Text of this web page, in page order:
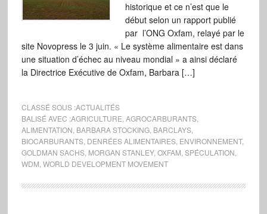
historique et ce n’est que le
début selon un rapport publié
par l’ONG Oxfam, relayé par le
site Novopress le 3 juin. « Le système alimentaire est dans
une situation d’échec au niveau mondial » a ainsi déclaré
la Directrice Exécutive de Oxfam, Barbara […]
CLASSÉ SOUS :ACTUALITÉS
BALISÉ AVEC :AGRICULTURE AGROCARBURANTS,
ALIMENTATION BARBARA STOCKING, BARCLAYS,
BIOCARBURANTS, DENRÉES ALIMENTAIRES, ENVIRONNEMENT,
GOLDMAN SACHS, MORGAN STANLEY, OXFAM SPÉCULATION
WDM WORLD DEVELOPMENT MOVEMENT